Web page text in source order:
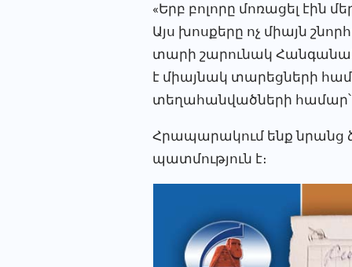
«Երբ բոլորը մոռացել էին
Այս խոսքերը ոչ միայն
տարի շարունակ
է միայնակ տարեցների
տեղահանվածների համար՝
Հրապարակում ենք նրանց
պատմություն է։